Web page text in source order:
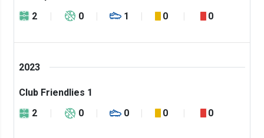
2
0 1 0 0
2023
Club Friendlies 1
2
0 0 0 0